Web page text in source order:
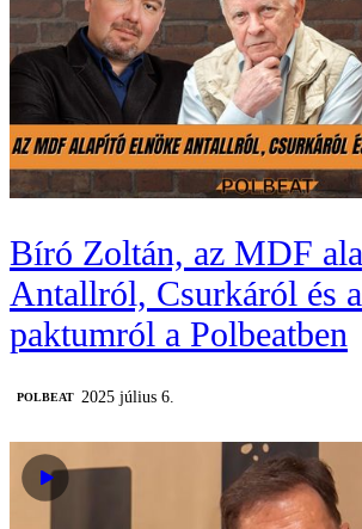
Bíró Zoltán, az MDF
Antallról, Csurkáról és
paktumról a Polbeatben
‎POLBEAT 2025 július 6.